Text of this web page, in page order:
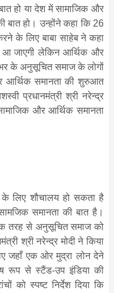
हो या देश में सामाजिक और
हो। उन्होंने कहा कि 26
के लिए बाबा साहेब ने कहा
आ जाएगी लेकिन आर्थिक और
के अनुसूचित समाज के लोगों
आर्थिक समानता की शुरुआत
प्रधानमंत्री श्री नरेन्द्र
और आर्थिक समानता
के लिए शौचालय हो सकता है
समानता की बात है।
तरह से अनुसूचित समाज को
श्री नरेन्द्र मोदी ने किया
जहाँ एक ओर मुद्रा लोन देने
रूप से स्टैंड-उप इंडिया की
को स्पष्ट निर्देश दिया कि